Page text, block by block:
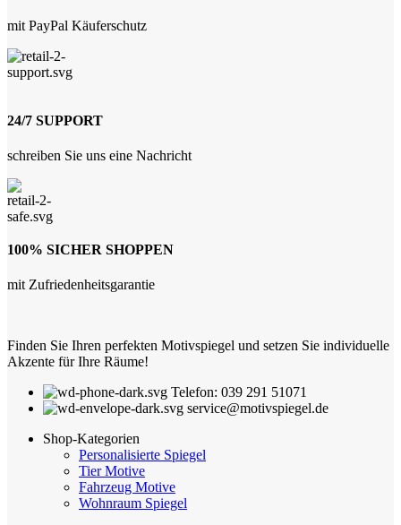
mit PayPal Käuferschutz
24/7 SUPPORT
schreiben Sie uns eine Nachricht
100% SICHER SHOPPEN
mit Zufriedenheitsgarantie
Finden Sie Ihren perfekten Motivspiegel und setzen Sie individuelle
Akzente für Ihre Räume!
Telefon: 039 291 51071
service@motivspiegel.de
Shop-Kategorien
Personalisierte Spiegel
Tier Motive
Fahrzeug Motive
Wohnraum Spiegel